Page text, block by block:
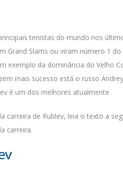
tenistas do mundo nos
Grand Slams ou viram número 1 do
exemplo da dominância do Velho
mais sucesso está o russo
é um dos melhores atualmente
carreira de Rublev, leia o texto a
carreira.